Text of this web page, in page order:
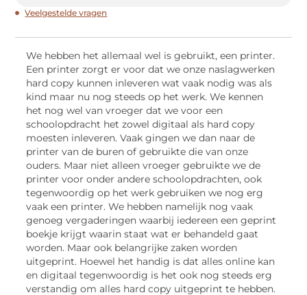
Veelgestelde vragen
We hebben het allemaal wel is gebruikt, een printer.
Een printer zorgt er voor dat we onze naslagwerken
hard copy kunnen inleveren wat vaak nodig was als
kind maar nu nog steeds op het werk. We kennen
het nog wel van vroeger dat we voor een
schoolopdracht het zowel digitaal als hard copy
moesten inleveren. Vaak gingen we dan naar de
printer van de buren of gebruikte die van onze
ouders. Maar niet alleen vroeger gebruikte we de
printer voor onder andere schoolopdrachten, ook
tegenwoordig op het werk gebruiken we nog erg
vaak een printer. We hebben namelijk nog vaak
genoeg vergaderingen waarbij iedereen een geprint
boekje krijgt waarin staat wat er behandeld gaat
worden. Maar ook belangrijke zaken worden
uitgeprint. Hoewel het handig is dat alles online kan
en digitaal tegenwoordig is het ook nog steeds erg
verstandig om alles hard copy uitgeprint te hebben.